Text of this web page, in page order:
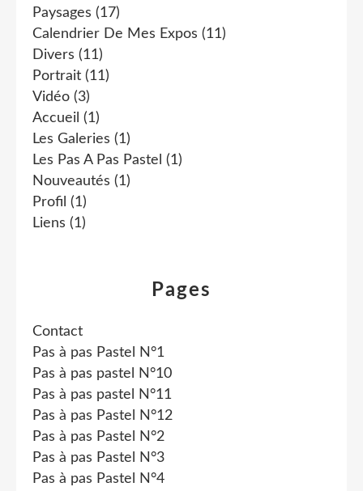
Paysages (17)
Calendrier De Mes Expos (11)
Divers (11)
Portrait (11)
Vidéo (3)
Accueil (1)
Les Galeries (1)
Les Pas A Pas Pastel (1)
Nouveautés (1)
Profil (1)
Liens (1)
Pages
Contact
Pas à pas Pastel N°1
Pas à pas pastel N°10
Pas à pas pastel N°11
Pas à pas Pastel N°12
Pas à pas Pastel N°2
Pas à pas Pastel N°3
Pas à pas Pastel N°4